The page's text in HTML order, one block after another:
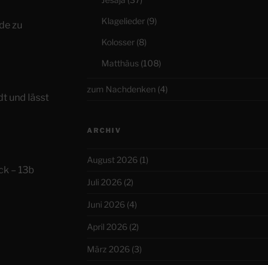
zu
und lässt
– 13b
Klagelieder(9)
Kolosser(8)
Matthäus(108)
zum Nachdenken (4)
ARCHIV
August 2026(1)
Juli 2026(2)
Juni 2026(4)
April 2026(2)
März 2026(3)